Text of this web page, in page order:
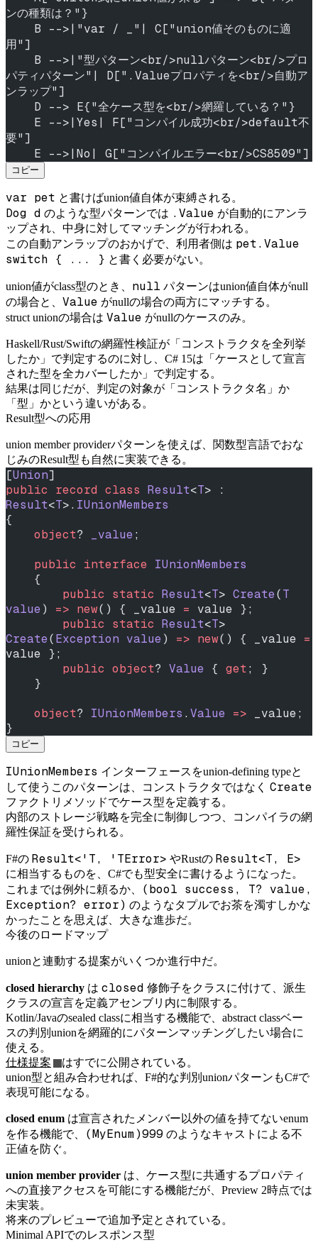
ンの種類は？"}
用"]
パティパターン"| D[".Valueプロパティを<br/>自動ア
ンラップ"]
    D --> E{"全ケース型を<br/>網羅している？"}
要"]
    E -->|No| G["コンパイルエラー<br/>CS8509"]
コピー
var pet と書けばunion値自体が束縛される。
Dog d のような型パターンでは .Value が自動的にアンラ
ップされ、中身に対してマッチングが行われる。
この自動アンラップのおかげで、利用者側は pet.Value
switch { ... } と書く必要がない。
union値がclass型のとき、 null パターンはunion値自体がnull
の場合と、 Value がnullの場合の両方にマッチする。
struct unionの場合は Value がnullのケースのみ。
Haskell/Rust/Swiftの網羅性検証が「コンストラクタを全列挙
したか」で判定するのに対し、C# 15は「ケースとして宣言
された型を全カバーしたか」で判定する。
結果は同じだが、判定の対象が「コンストラクタ名」か
「型」かという違いがある。
Result型への応用
union member providerパターンを使えば、関数型言語でおな
じみのResult型も自然に実装できる。
[Union]
public record class Result<T
Result<T>. IUnionMembers
{
    object
? _value;
    public
interface IUnionMembers
    {
        public
static Result<T> Create(T
value) => new() { _value = value };
        public
static Result<T
Create(Exception value) => new() { _value =
value };
        public
object? Value { get; }
    }
    object
? IUnionMembers . Value => _value;
}
コピー
IUnionMembers インターフェースをunion-defining typeと
して使うこのパターンは、コンストラクタではなく Create
ファクトリメソッドでケース型を定義する。
内部のストレージ戦略を完全に制御しつつ、コンパイラの網
羅性保証を受けられる。
F#の Result<'T, 'TError> やRustの Result<T, E>
に相当するものを、C#でも型安全に書けるようになった。
これまでは例外に頼るか、
(bool success, T? value,
Exception? error) のようなタプルでお茶を濁すしかな
かったことを思えば、大きな進歩だ。
今後のロードマップ
unionと連動する提案がいくつか進行中だ。
closed hierarchy は closed 修飾子をクラスに付けて、派生
クラスの宣言を定義アセンブリ内に制限する。
Kotlin/Javaのsealed classに相当する機能で、abstract classベー
スの判別unionを網羅的にパターンマッチングしたい場合に
使える。
仕様提案
はすでに公開されている。
union型と組み合わせれば、F#的な判別unionパターンもC#で
表現可能になる。
closed enum は宣言されたメンバー以外の値を持てないenum
を作る機能で、
(MyEnum)999 のようなキャストによる不
正値を防ぐ。
union member provider は、ケース型に共通するプロパティ
への直接アクセスを可能にする機能だが、Preview 2時点では
未実装。
将来のプレビューで追加予定とされている。
Minimal APIでのレスポンス型